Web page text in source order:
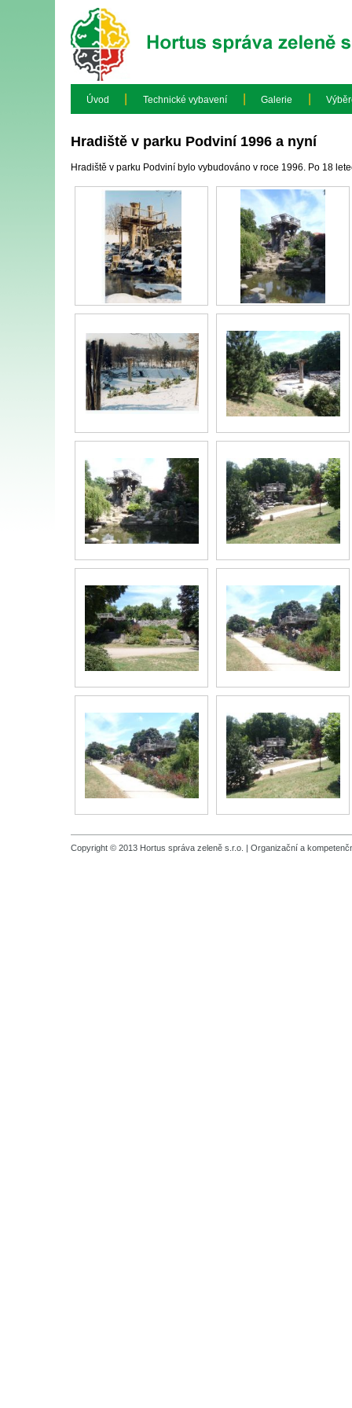
Úvod Technické vybavení Galerie
Hradiště v parku Podviní 1996 a nyní
Hradiště v parku Podviní bylo vybudováno v roce 1996. Po 18
Copyright © 2013 Hortus správa zeleně s.r.o. | Organizační a